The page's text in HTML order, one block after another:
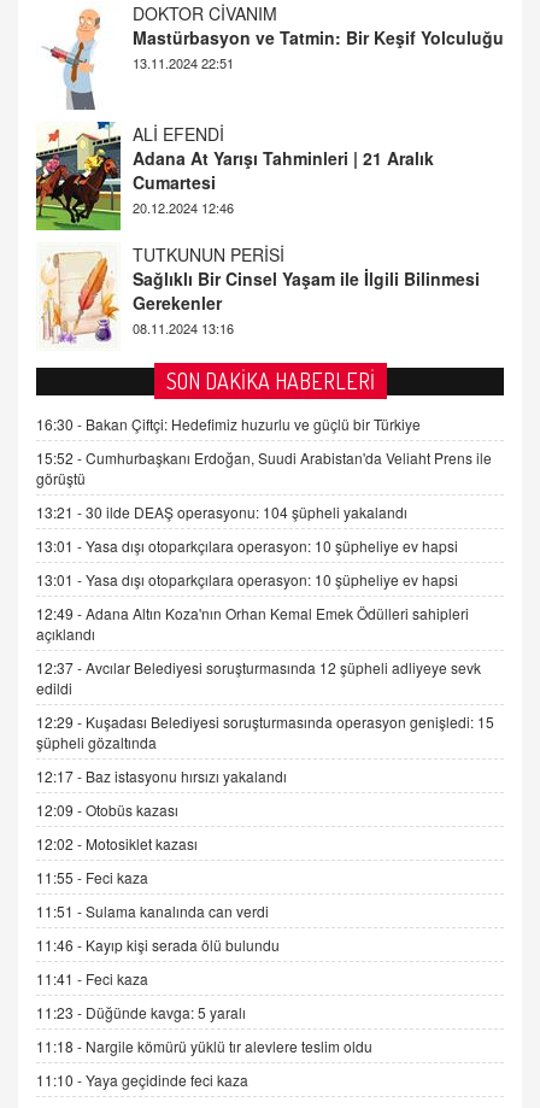
ALİ EFENDİ
Adana At Yarışı Tahminleri | 21 Aralık
Cumartesi
TUTKUNUN PERİSİ
Sağlıklı Bir Cinsel Yaşam ile İlgili Bilinmesi
Gerekenler
08.11.2024 13:16
FARUK ÖNALAN
Tezkere Onaylanmasaydı…
2 Kasım 2021 Salı 00:11
AV. DOĞAN CAN DOĞAN
Kişisel verilerin korunması ve dijital hukukun
gelişimi
15.09.2025 16:17
SEHER EREK
Kış Ayları Geldi, Hangi Önlemler Alınmalı?
9.12.2025 10:11
İNCİ GÜL AKÖL
06.07.2026 13:00
ADEM AKÖL
Esed Destekçilerinin Yüzüne Vurulan Şamar:
Sednaya
11.12.2024 12:30
DR. EKREM ASLAN
Gerçek Ne, Algı Ne? "Beraber Yürüyoruz"
Cümlesinin Peşinden
19.07.2025 12:45
GÖNÜL MENEKŞE
Şifacının Yolu
04.11.2025 12:56
AV. RÜMEYSA ÖZKALE
SON DAKİKA HABERLERİ
16:30 - Bakan Çiftçi: Hedefimiz huzurlu ve güçlü bir Türkiye
15:52 -Cumhurbaşkanı Erdoğan, Suudi Arabistan'da Veliaht Prens ile
görüştü
13:21 -30 ilde DEAŞ operasyonu: 104 şüpheli yakalandı
13:01 -Yasa dışı otoparkçılara operasyon: 10 şüpheliye ev hapsi
13:01 -Yasa dışı otoparkçılara operasyon: 10 şüpheliye ev hapsi
12:49 -Adana Altın Koza'nın Orhan Kemal Emek Ödülleri sahipleri
açıklandı
12:37 -Avcılar Belediyesi soruşturmasında 12 şüpheli adliyeye sevk
edildi
12:29 - Kuşadası Belediyesi soruşturmasında operasyon genişledi: 15
şüpheli gözaltında
12:17 - Baz istasyonu hırsızı yakalandı
12:09 -Otobüs kazası
12:02 - Motosiklet kazası
11:55 - Feci kaza
11:51 -Sulama kanalında can verdi
11:46 - Kayıp kişi serada ölü bulundu
11:41 - Feci kaza
11:23 - Düğünde kavga: 5 yaralı
11:18 - Nargile kömürü yüklü tır alevlere teslim oldu
11:10 -Yaya geçidinde feci kaza